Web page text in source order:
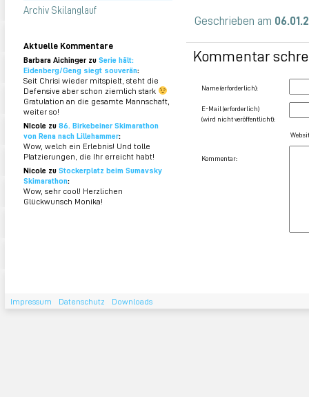
Archiv Skilanglauf
Aktuelle Kommentare
Barbara Aichinger zu Serie hält:
Eidenberg/Geng siegt souverän:
Seit Chrisi wieder mitspielt, steht die
Defensive aber schon ziemlich stark
Gratulation an die gesamte Mannschaft,
weiter so!
NIcole zu 86. Birkebeiner Skimarathon
von Rena nach Lillehammer:
Wow, welch ein Erlebnis! Und tolle
Platzierungen, die Ihr erreicht habt!
Nicole zu Stockerplatz beim Sumavsky
Skimarathon:
Wow, sehr cool! Herzlichen
Glückwunsch Monika!
Geschrieben am
Kommentar
Name (erforderlich):
E-Mail (erforderlich)
(wird nicht veröffentlicht):
Kommentar:
Impressum Datenschutz Downloads